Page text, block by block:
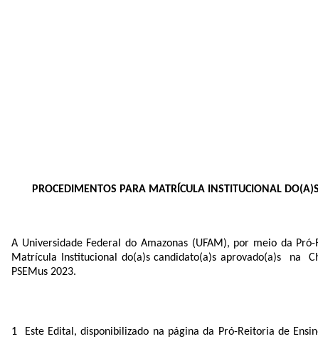
PROCEDIMENTOS PARA MATRÍCULA INSTITUCIONAL
A Universidade Federal do Amazonas (UFAM), por meio da
Matrícula Institucional do(a)s candidato(a)s aprovado(a)s na
PSEMus 2023.
1 Este Edital, disponibilizado na página da Pró-Reitoria de